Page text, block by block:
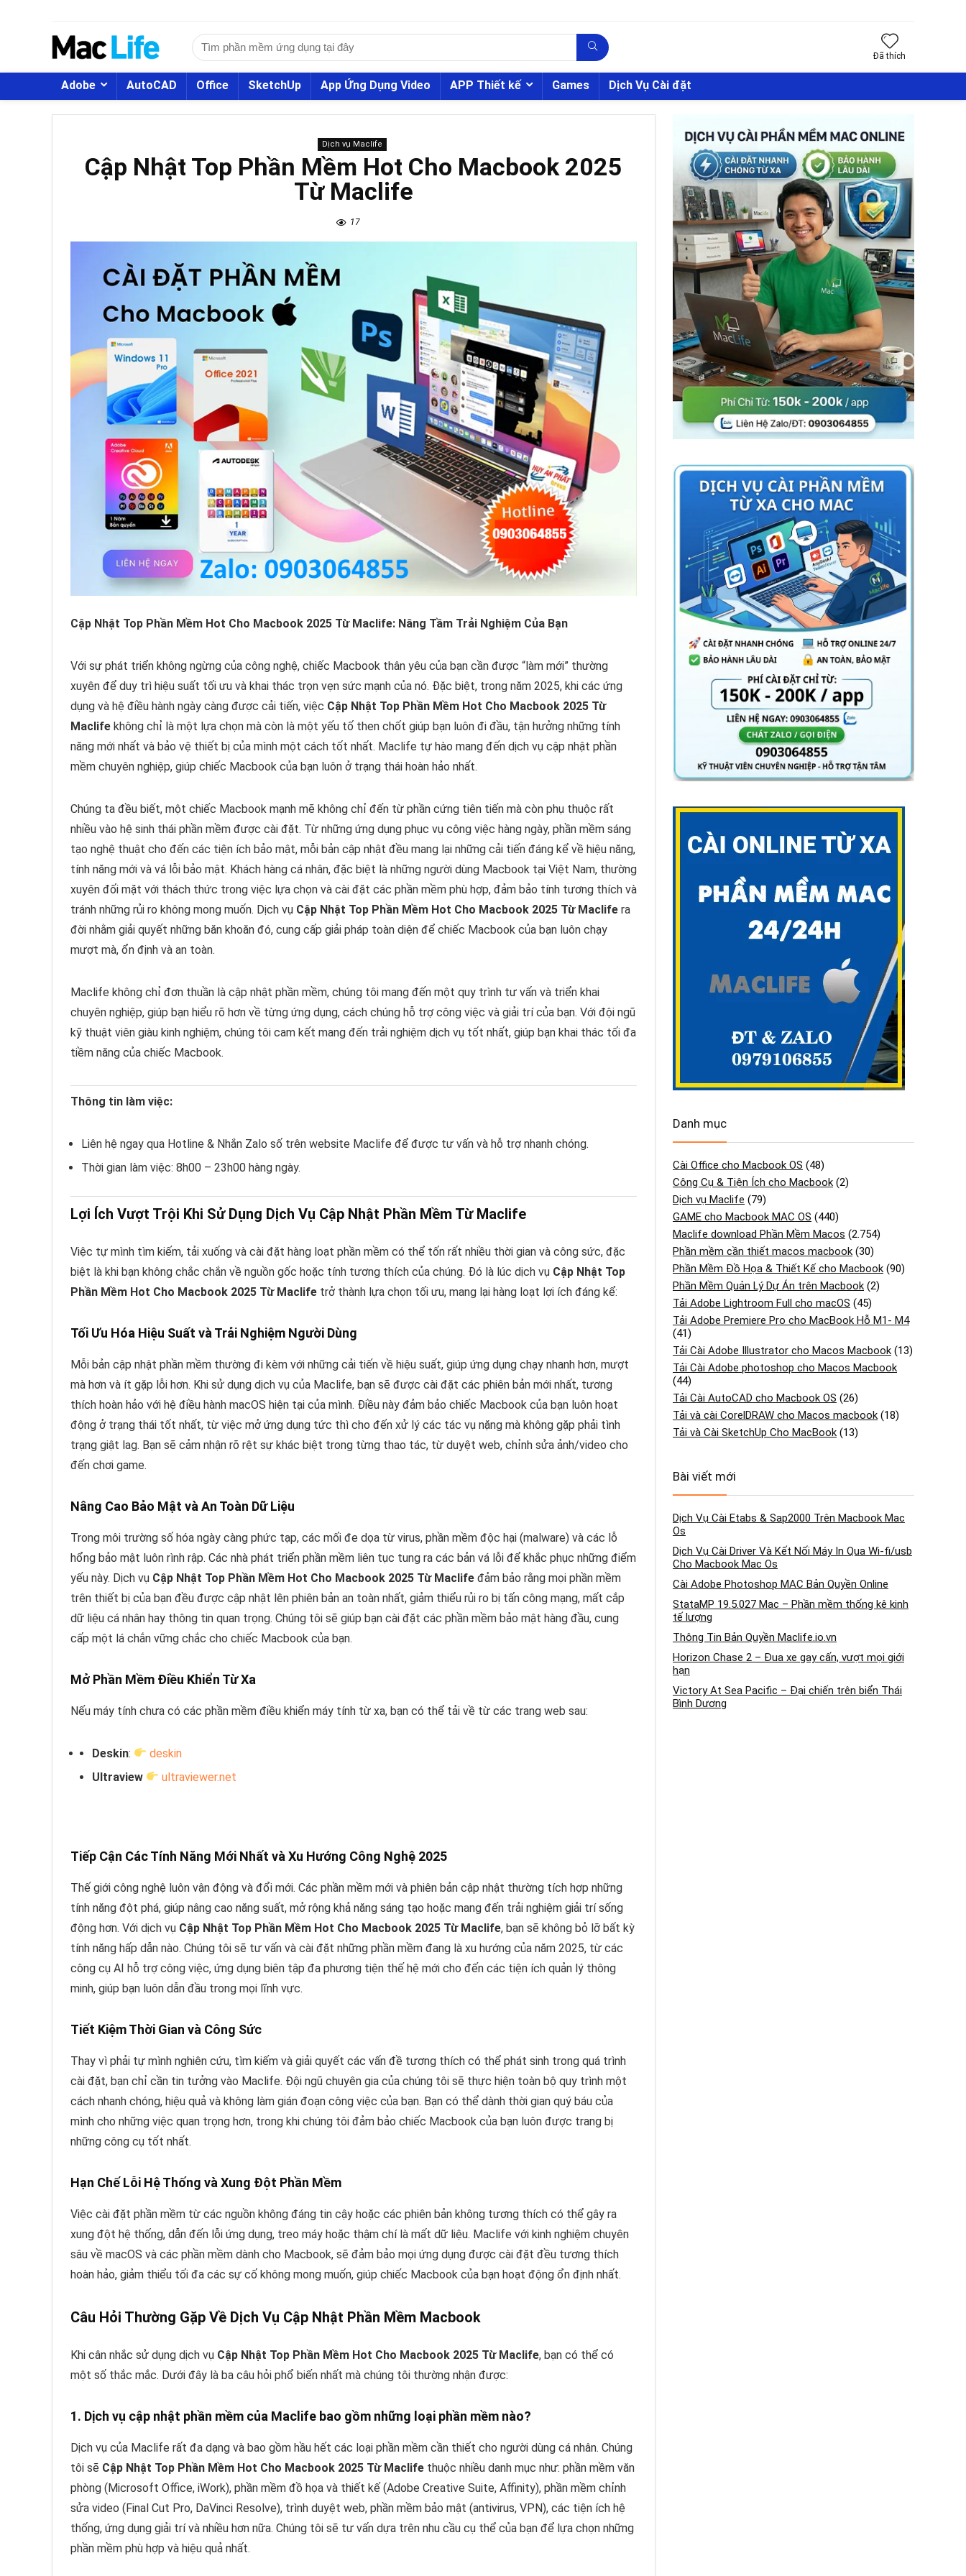
Đã thích
Adobe AutoCAD Office SketchUp App Ứng Dụng Video APP Thiết kế Games Dịch Vụ Cài đặt
Dịch vụ Maclife
Cập Nhật Top Phần Mềm Hot Cho Macbook 2025
Từ Maclife
17
Cập Nhật Top Phần Mềm Hot Cho Macbook 2025 Từ Maclife: Nâng Tầm Trải Nghiệm Của Bạn
Với sự phát triển không ngừng của công nghệ, chiếc Macbook thân yêu của bạn cần được “làm mới” thường
xuyên để duy trì hiệu suất tối ưu và khai thác trọn vẹn sức mạnh của nó. Đặc biệt, trong năm 2025, khi các ứng
dụng và hệ điều hành ngày càng được cải tiến, việc Cập Nhật Top Phần Mềm Hot Cho Macbook 2025 Từ
Maclife không chỉ là một lựa chọn mà còn là một yếu tố then chốt giúp bạn luôn đi đầu, tận hưởng những tính
năng mới nhất và bảo vệ thiết bị của mình một cách tốt nhất. Maclife tự hào mang đến dịch vụ cập nhật phần
mềm chuyên nghiệp, giúp chiếc Macbook của bạn luôn ở trạng thái hoàn hảo nhất.
Chúng ta đều biết, một chiếc Macbook mạnh mẽ không chỉ đến từ phần cứng tiên tiến mà còn phụ thuộc rất
nhiều vào hệ sinh thái phần mềm được cài đặt. Từ những ứng dụng phục vụ công việc hàng ngày, phần mềm sáng
tạo nghệ thuật cho đến các tiện ích bảo mật, mỗi bản cập nhật đều mang lại những cải tiến đáng kể về hiệu năng,
tính năng mới và vá lỗi bảo mật. Khách hàng cá nhân, đặc biệt là những người dùng Macbook tại Việt Nam, thường
xuyên đối mặt với thách thức trong việc lựa chọn và cài đặt các phần mềm phù hợp, đảm bảo tính tương thích và
tránh những rủi ro không mong muốn. Dịch vụ Cập Nhật Top Phần Mềm Hot Cho Macbook 2025 Từ Maclife ra
đời nhằm giải quyết những băn khoăn đó, cung cấp giải pháp toàn diện để chiếc Macbook của bạn luôn chạy
mượt mà, ổn định và an toàn.
Maclife không chỉ đơn thuần là cập nhật phần mềm, chúng tôi mang đến một quy trình tư vấn và triển khai
chuyên nghiệp, giúp bạn hiểu rõ hơn về từng ứng dụng, cách chúng hỗ trợ công việc và giải trí của bạn. Với đội ngũ
kỹ thuật viên giàu kinh nghiệm, chúng tôi cam kết mang đến trải nghiệm dịch vụ tốt nhất, giúp bạn khai thác tối đa
tiềm năng của chiếc Macbook.
Thông tin làm việc:
Liên hệ ngay qua Hotline & Nhắn Zalo số trên website Maclife để được tư vấn và hỗ trợ nhanh chóng.
Thời gian làm việc: 8h00 – 23h00 hàng ngày.
Lợi Ích Vượt Trội Khi Sử Dụng Dịch Vụ Cập Nhật Phần Mềm Từ Maclife
Việc tự mình tìm kiếm, tải xuống và cài đặt hàng loạt phần mềm có thể tốn rất nhiều thời gian và công sức, đặc
biệt là khi bạn không chắc chắn về nguồn gốc hoặc tính tương thích của chúng. Đó là lúc dịch vụ Cập Nhật Top
Phần Mềm Hot Cho Macbook 2025 Từ Maclife trở thành lựa chọn tối ưu, mang lại hàng loạt lợi ích đáng kể:
Tối Ưu Hóa Hiệu Suất và Trải Nghiệm Người Dùng
Mỗi bản cập nhật phần mềm thường đi kèm với những cải tiến về hiệu suất, giúp ứng dụng chạy nhanh hơn, mượt
mà hơn và ít gặp lỗi hơn. Khi sử dụng dịch vụ của Maclife, bạn sẽ được cài đặt các phiên bản mới nhất, tương
thích hoàn hảo với hệ điều hành macOS hiện tại của mình. Điều này đảm bảo chiếc Macbook của bạn luôn hoạt
động ở trạng thái tốt nhất, từ việc mở ứng dụng tức thì cho đến xử lý các tác vụ nặng mà không gặp phải tình
trạng giật lag. Bạn sẽ cảm nhận rõ rệt sự khác biệt trong từng thao tác, từ duyệt web, chỉnh sửa ảnh/video cho
đến chơi game.
Nâng Cao Bảo Mật và An Toàn Dữ Liệu
Trong môi trường số hóa ngày càng phức tạp, các mối đe dọa từ virus, phần mềm độc hại (malware) và các lỗ
hổng bảo mật luôn rình rập. Các nhà phát triển phần mềm liên tục tung ra các bản vá lỗi để khắc phục những điểm
yếu này. Dịch vụ Cập Nhật Top Phần Mềm Hot Cho Macbook 2025 Từ Maclife đảm bảo rằng mọi phần mềm
trên thiết bị của bạn đều được cập nhật lên phiên bản an toàn nhất, giảm thiểu rủi ro bị tấn công mạng, mất cắp
dữ liệu cá nhân hay thông tin quan trọng. Chúng tôi sẽ giúp bạn cài đặt các phần mềm bảo mật hàng đầu, cung
cấp một lá chắn vững chắc cho chiếc Macbook của bạn.
Mở Phần Mềm Điều Khiển Từ Xa
Nếu máy tính chưa có các phần mềm điều khiển máy tính từ xa, bạn có thể tải về từ các trang web sau:
Deskin:
deskin
Ultraview
ultraviewer.net
Tiếp Cận Các Tính Năng Mới Nhất và Xu Hướng Công Nghệ 2025
Thế giới công nghệ luôn vận động và đổi mới. Các phần mềm mới và phiên bản cập nhật thường tích hợp những
tính năng đột phá, giúp nâng cao năng suất, mở rộng khả năng sáng tạo hoặc mang đến trải nghiệm giải trí sống
động hơn. Với dịch vụ Cập Nhật Top Phần Mềm Hot Cho Macbook 2025 Từ Maclife, bạn sẽ không bỏ lỡ bất kỳ
tính năng hấp dẫn nào. Chúng tôi sẽ tư vấn và cài đặt những phần mềm đang là xu hướng của năm 2025, từ các
công cụ AI hỗ trợ công việc, ứng dụng biên tập đa phương tiện thế hệ mới cho đến các tiện ích quản lý thông
minh, giúp bạn luôn dẫn đầu trong mọi lĩnh vực.
Tiết Kiệm Thời Gian và Công Sức
Thay vì phải tự mình nghiên cứu, tìm kiếm và giải quyết các vấn đề tương thích có thể phát sinh trong quá trình
cài đặt, bạn chỉ cần tin tưởng vào Maclife. Đội ngũ chuyên gia của chúng tôi sẽ thực hiện toàn bộ quy trình một
cách nhanh chóng, hiệu quả và không làm gián đoạn công việc của bạn. Bạn có thể dành thời gian quý báu của
mình cho những việc quan trọng hơn, trong khi chúng tôi đảm bảo chiếc Macbook của bạn luôn được trang bị
những công cụ tốt nhất.
Hạn Chế Lỗi Hệ Thống và Xung Đột Phần Mềm
Việc cài đặt phần mềm từ các nguồn không đáng tin cậy hoặc các phiên bản không tương thích có thể gây ra
xung đột hệ thống, dẫn đến lỗi ứng dụng, treo máy hoặc thậm chí là mất dữ liệu. Maclife với kinh nghiệm chuyên
sâu về macOS và các phần mềm dành cho Macbook, sẽ đảm bảo mọi ứng dụng được cài đặt đều tương thích
hoàn hảo, giảm thiểu tối đa các sự cố không mong muốn, giúp chiếc Macbook của bạn hoạt động ổn định nhất.
Câu Hỏi Thường Gặp Về Dịch Vụ Cập Nhật Phần Mềm Macbook
Khi cân nhắc sử dụng dịch vụ Cập Nhật Top Phần Mềm Hot Cho Macbook 2025 Từ Maclife, bạn có thể có
một số thắc mắc. Dưới đây là ba câu hỏi phổ biến nhất mà chúng tôi thường nhận được:
1. Dịch vụ cập nhật phần mềm của Maclife bao gồm những loại phần mềm nào?
Dịch vụ của Maclife rất đa dạng và bao gồm hầu hết các loại phần mềm cần thiết cho người dùng cá nhân. Chúng
tôi sẽ Cập Nhật Top Phần Mềm Hot Cho Macbook 2025 Từ Maclife thuộc nhiều danh mục như: phần mềm văn
phòng (Microsoft Office, iWork), phần mềm đồ họa và thiết kế (Adobe Creative Suite, Affinity), phần mềm chỉnh
sửa video (Final Cut Pro, DaVinci Resolve), trình duyệt web, phần mềm bảo mật (antivirus, VPN), các tiện ích hệ
thống, ứng dụng giải trí và nhiều hơn nữa. Chúng tôi sẽ tư vấn dựa trên nhu cầu cụ thể của bạn để lựa chọn những
phần mềm phù hợp và hiệu quả nhất.
Danh mục
Cài Office cho Macbook OS (48)
Công Cụ & Tiện Ích cho Macbook (2)
Dịch vụ Maclife (79)
GAME cho Macbook MAC OS (440)
Maclife download Phần Mềm Macos (2.754)
Phần mềm cần thiết macos macbook (30)
Phần Mềm Đồ Họa & Thiết Kế cho Macbook (90)
Phần Mềm Quản Lý Dự Án trên Macbook (2)
Tải Adobe Lightroom Full cho macOS (45)
Tải Adobe Premiere Pro cho MacBook Hỗ M1- M4
(41)
Tải Cài Adobe Illustrator cho Macos Macbook (13)
Tải Cài Adobe photoshop cho Macos Macbook
(44)
Tải Cài AutoCAD cho Macbook OS (26)
Tải và cài CorelDRAW cho Macos macbook (18)
Tải và Cài SketchUp Cho MacBook (13)
Bài viết mới
Dịch Vụ Cài Etabs & Sap2000 Trên Macbook Mac
Os
Dịch Vụ Cài Driver Và Kết Nối Máy In Qua Wi-fi/usb
Cho Macbook Mac Os
Cài Adobe Photoshop MAC Bản Quyền Online
StataMP 19.5.027 Mac – Phần mềm thống kê kinh
tế lượng
Thông Tin Bản Quyền Maclife.io.vn
Horizon Chase 2 – Đua xe gay cấn, vượt mọi giới
hạn
Victory At Sea Pacific – Đại chiến trên biển Thái
Bình Dương